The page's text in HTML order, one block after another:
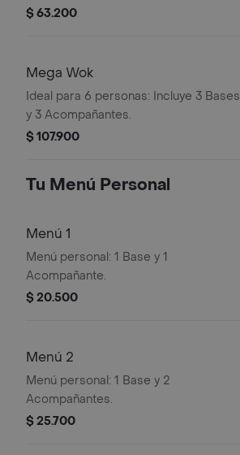
elección de 1.5L
$ 63.200
Mega Wok
Ideal para 6 personas: Incluye 3 Bases
y 3 Acompañantes.
$ 107.900
Tu Menú Personal
Menú 1
Menú personal: 1 Base y 1
Acompañante.
$ 20.500
Menú 2
Menú personal: 1 Base y 2
Acompañantes.
$ 25.700